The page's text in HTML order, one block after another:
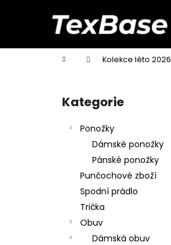
Domů Kolekce léto 2026
Přeskočit
kategorie
Kategorie
Ponožky
Dámské ponožky
Pánské ponožky
Punčochové zboží
Spodní prádlo
Trička
Obuv
Dámská obuv
í
Zpět
do
Zpět
do